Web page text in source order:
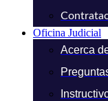
Oficina Judicial
Acerca